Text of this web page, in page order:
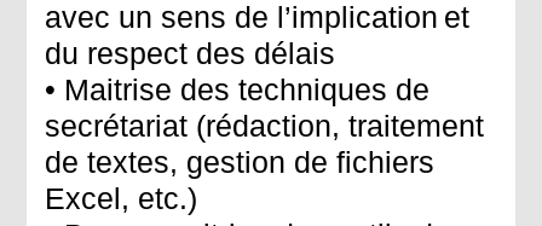
avec un sens de l’implication et
du respect des délais
• Maitrise des techniques de
secrétariat (rédaction, traitement
de textes, gestion de fichiers
Excel, etc.)